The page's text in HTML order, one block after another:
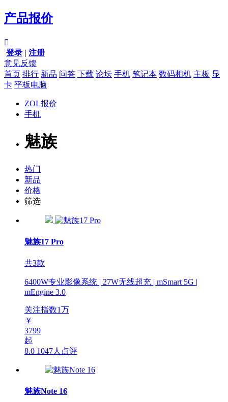
产品报价

登录 | 注册
意见反馈
首页 排行 新品 问答 下载 论坛 手机 笔记本 数码相机 主板 显
卡 平板电脑
ZOL报价
手机
魅族
热门
新品
价格
筛选
魅族17 Pro
共3款
6400W专业影像系统 | 27W无线超充 | mSmart 5G |
mEngine 3.0
关注指数1万
￥
3799
起
8.0 1047人点评
魅族Note 16